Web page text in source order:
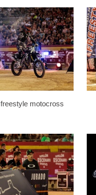
freestyle motocross